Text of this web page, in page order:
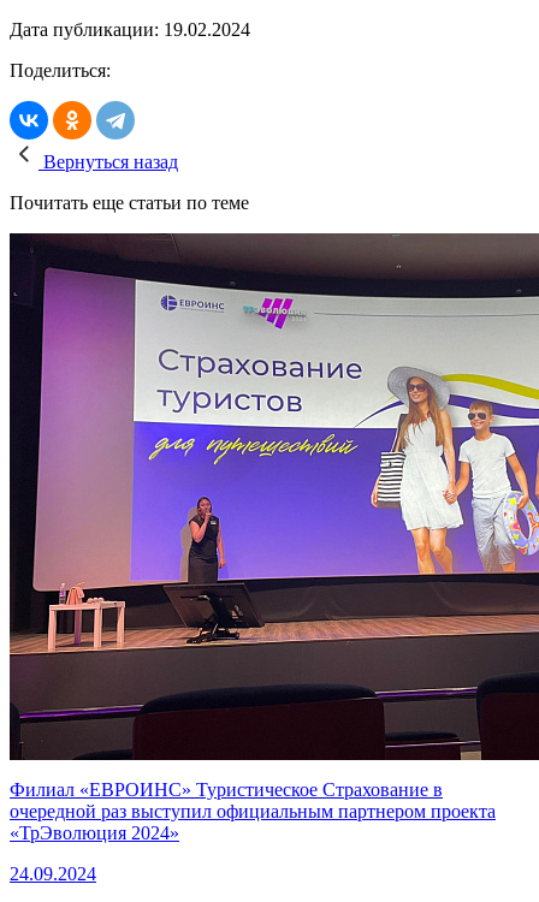
Дата публикации: 19.02.2024
Поделиться:
Вернуться назад
Почитать еще статьи по теме
Филиал «ЕВРОИНС» Туристическое Страхование в
очередной раз выступил официальным партнером проекта
«ТрЭволюция 2024»
24.09.2024